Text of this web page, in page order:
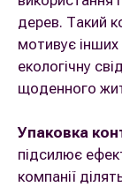
дерев. Такий
мотивує
екологічну
щоденного
Упаковка
підсилює
компанії